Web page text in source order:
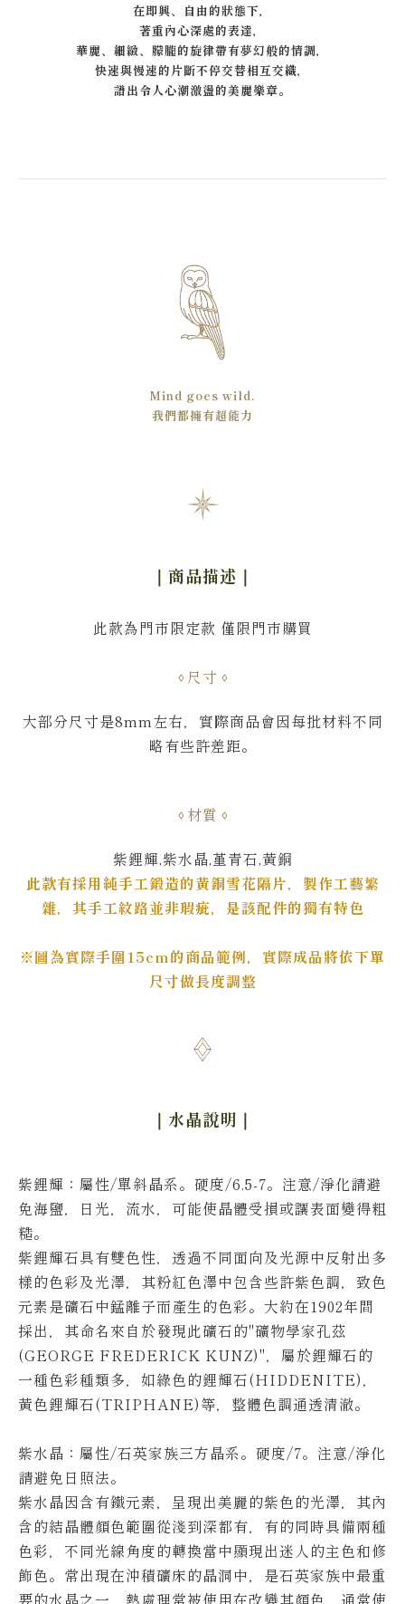
在即興、自由的狀態下，
著重內心深處的表達，
華麗、細緻、朦朧的旋律帶有夢幻般的情調，
快速與慢速的片斷不停交替相互交織，
譜出令人心潮激盪的美麗樂章。
Mind goes wild.
我們都擁有超能力
｜商品描述 ｜
此款為門市限定款 僅限門市購買
尺寸
大部分尺寸是8mm左右，實際商品會因每批材料不同
略有些許差距。
材質
紫鋰輝,紫水晶,堇青石,黃銅
此款有採用純手工鍛造的黃銅雪花隔片，製作工藝繁
雜，其手工紋路並非瑕疵，是該配件的獨有特色
※圖為實際手圍15cm的商品範例，實際成品將依下單
尺寸做長度調整
｜水晶說明 ｜
紫鋰輝 ：屬性/單斜晶系。 硬度/6.5-7。 注意/淨化請避
免海鹽，日光，流水，可能使晶體受損或讓表面變得粗
糙。
紫鋰輝石具有雙色性，透過不同面向及光源中反射出多
樣的色彩及光澤，其粉紅色澤中包含些許紫色調，致色
元素是礦石中錳離子而產生的色彩。 大約在1902年間
採出，其命名來自於發現此礦石的"礦物學家孔茲
(GEORGE FREDERICK KUNZ)"，屬於鋰輝石的
一種色彩種類多，如綠色的鋰輝石(HIDDENITE)，
黃色鋰輝石(TRIPHANE)等，整體色調通透清澈。
紫水晶 ：屬性/石英家族三方晶系。 硬度/7。 注意/淨化
請避免日照法。
紫水晶因含有鐵元素，呈現出美麗的紫色的光澤，其內
含的結晶體顏色範圍從淺到深都有，有的同時具備兩種
色彩，不同光線角度的轉換當中顯現出迷人的主色和修
飾色。 常出現在沖積礦床的晶洞中，是石英家族中最重
要的水晶之一，熱處理常被使用在改變其顏色，通常使